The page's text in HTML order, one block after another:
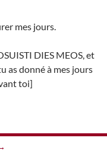
mes jours.
DIES MEOS, et
as donné à mes jours
toi]